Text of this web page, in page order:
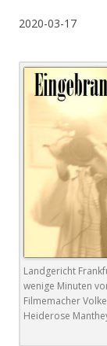
2020-03-17
Landgericht
wenige Minuten
Filmemacher
Heiderose